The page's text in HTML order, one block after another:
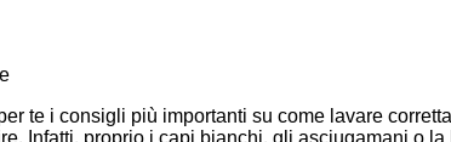
te i consigli più importanti su come lavare
Infatti, proprio i capi bianchi, gli asciugamani o